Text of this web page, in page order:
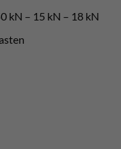
kN – 15 kN – 18 kN